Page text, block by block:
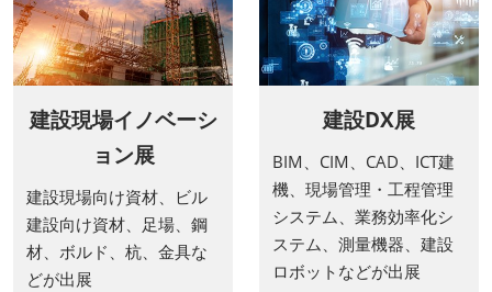
建設現場イノベーシ
ョン展
建設現場向け資材、ビル
建設向け資材、足場、鋼
材、ボルド、杭、金具な
どが出展
建設DX展
BIM、CIM、CAD、ICT建
機、現場管理・工程管理
システム、業務効率化シ
ステム、測量機器、建設
ロボットなどが出展